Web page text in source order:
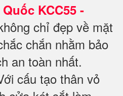
KCC55 -
chỉ đẹp về mặt
chắn nhằm bảo
an toàn nhất.
cấu tạo thân vỏ